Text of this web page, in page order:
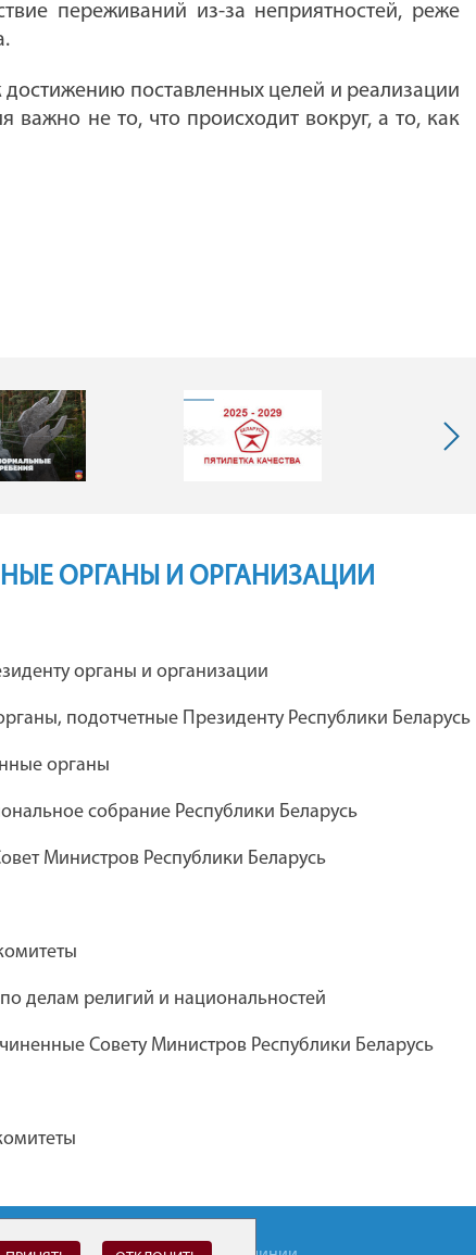
переживаний из-за неприятностей, реже
достижению поставленных целей и реализации
не то, что происходит вокруг, а то, как
Каталог предприятий концерна
"Беллегпром"
Дебюрократизация
ОРГАНЫ И ОРГАНИЗАЦИИ
органы и организации
подотчетные Президенту Республики Беларусь
органы
собрание Республики Беларусь
Министров Республики Беларусь
делам религий и национальностей
Совету Министров Республики Беларусь